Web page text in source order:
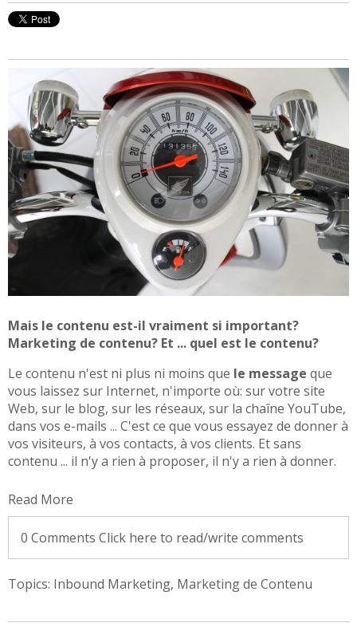
Mais le contenu est-il vraiment si important?
Marketing de contenu? Et ... quel est le contenu?
Le contenu n'est ni plus ni moins que le message que
vous laissez sur Internet, n'importe où: sur votre site
Web, sur le blog, sur les réseaux, sur la chaîne YouTube,
dans vos e-mails ... C'est ce que vous essayez de donner à
vos visiteurs, à vos contacts, à vos clients. Et sans
contenu ... il n'y a rien à proposer, il n'y a rien à donner.
Read More
0 Comments Click here to read/write comments
Topics: Inbound Marketing, Marketing de Contenu